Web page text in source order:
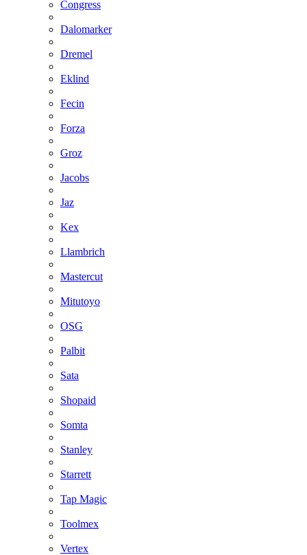
Congress
Dalomarker
Dremel
Eklind
Fecin
Forza
Groz
Jacobs
Jaz
Kex
Llambrich
Mastercut
Mitutoyo
OSG
Palbit
Sata
Shopaid
Somta
Stanley
Starrett
Tap Magic
Toolmex
Vertex